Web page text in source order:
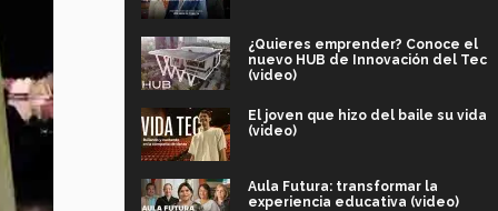
¿Quieres emprender? Conoce el
nuevo HUB de Innovación del Tec
(video)
El joven que hizo del baile su vida
(video)
Aula Futura: transformar la
experiencia educativa (video)